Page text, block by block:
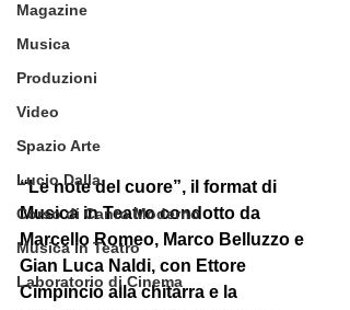
Magazine
Musica
Produzioni
Video
Spazio Arte
Lucio Dalla
Corso di Canto Moderno
Musica in Teatro
Laboratorio di Cinema
“Le note del cuore”, il format di
Musica in Teatro condotto da
Marcello Romeo, Marco Belluzzo e
Gian Luca Naldi, con Ettore
Cimpincio alla chitarra e la